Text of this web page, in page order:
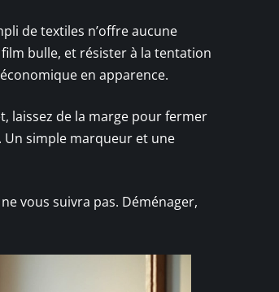
de textiles n’offre aucune
bulle, et résister à la tentation
en apparence.
laissez de la marge pour fermer
Un simple marqueur et une
vous suivra pas. Déménager,